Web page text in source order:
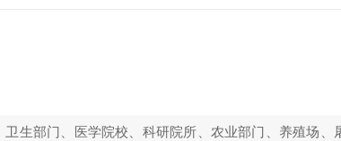
生部门、医学院校、科研院所、农业部门、养殖场